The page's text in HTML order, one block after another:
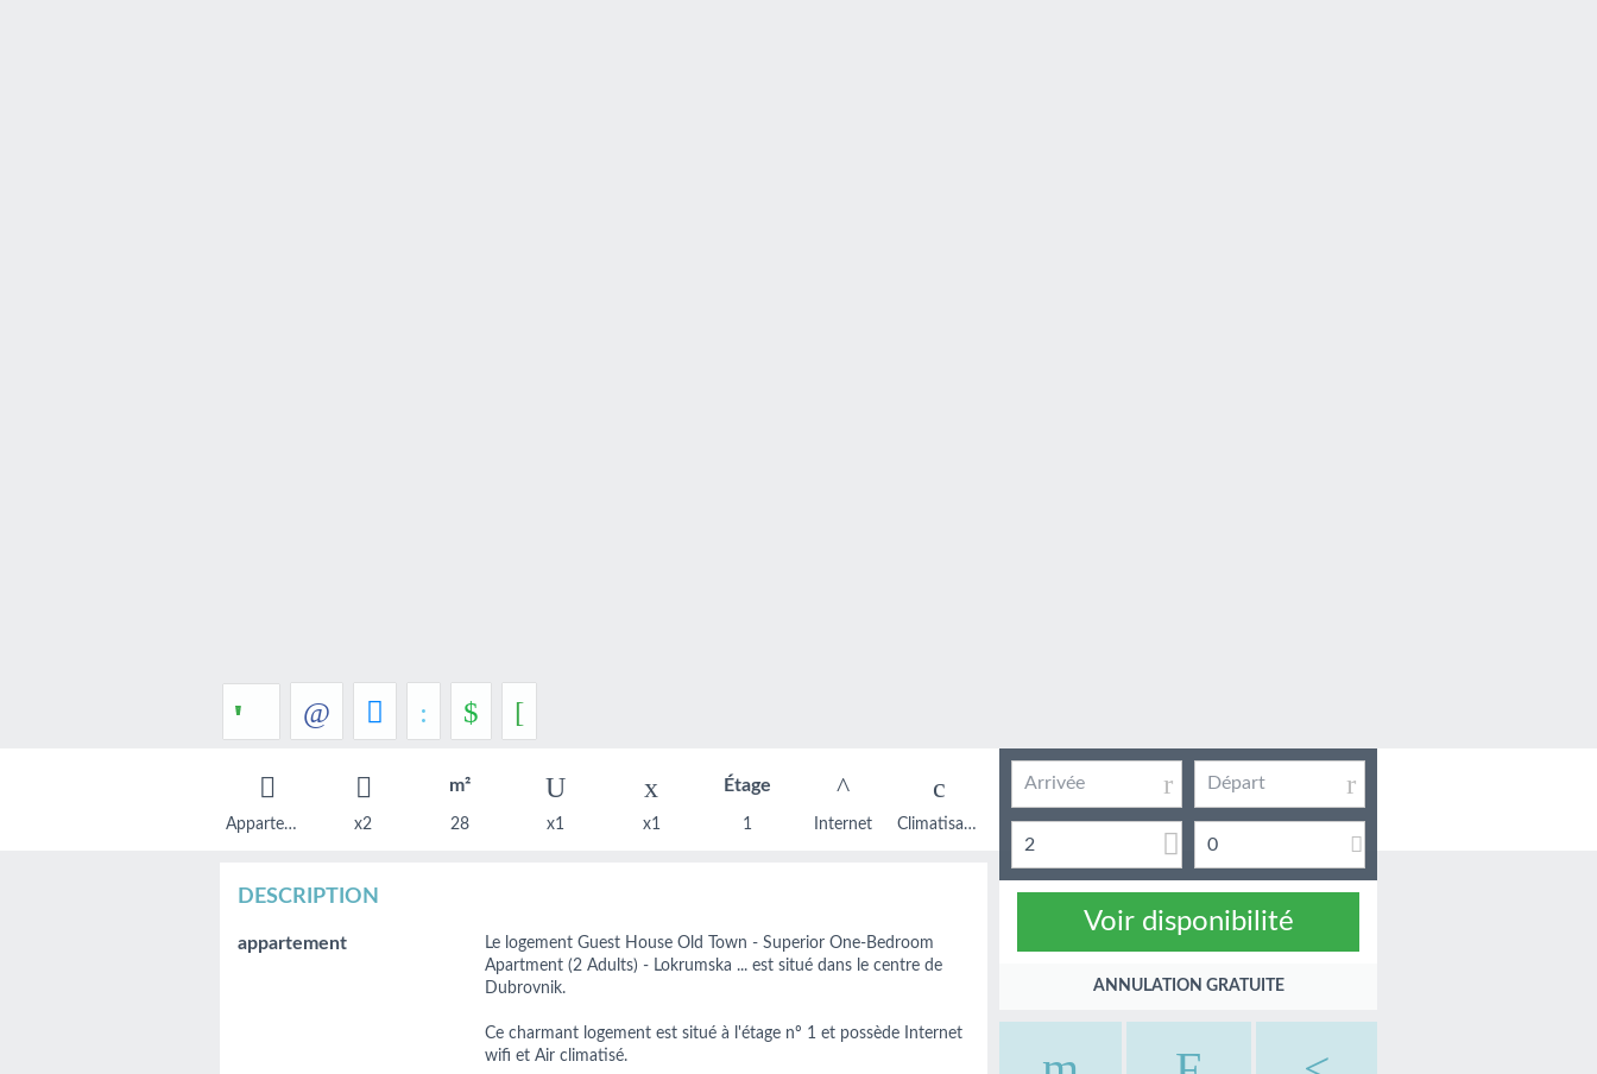
'
m²
Appartement x2 28 x1
Étage
x1 1 Internet Climatisation.
DESCRIPTION
appartement
Le logement Guest House Old Town - Superior One-Bedroom
Apartment (2 Adults) - Lokrumska ... est situé dans le centre de
Dubrovnik.
Ce charmant logement est situé à l'étage nº 1 et possède Internet
wifi et Air climatisé.
2 0
ANNULATION GRATUITE